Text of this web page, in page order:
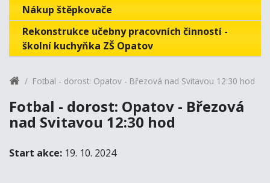
Nákup štěpkovače
Rekonstrukce učebny pracovních činností -
školní kuchyňka ZŠ Opatov
Fotbal - dorost: Opatov - Březová nad Svitavou 12:30 hod
Fotbal - dorost: Opatov - Březová
nad Svitavou 12:30 hod
Start akce: 19. 10. 2024